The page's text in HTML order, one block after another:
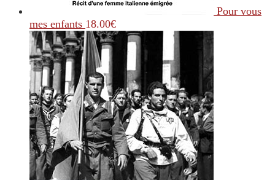
Pour vous
mes enfants 18.00€